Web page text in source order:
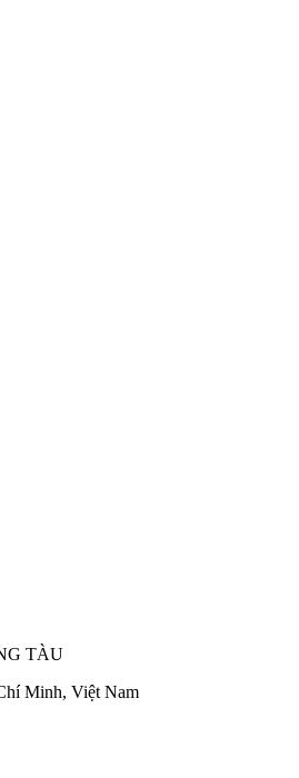
TÀU
Minh, Việt Nam